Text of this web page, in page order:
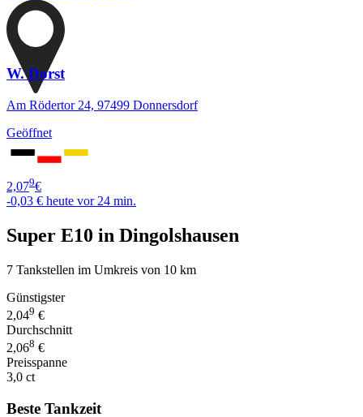
W. Dorst
Am Rödertor 24, 97499 Donnersdorf
Geöffnet
2,079€
-0,03 € heute vor 24 min.
Super E10 in Dingolshausen
7 Tankstellen im Umkreis von 10 km
Günstigster
2,049 €
Durchschnitt
2,068 €
Preisspanne
3,0 ct
Beste Tankzeit